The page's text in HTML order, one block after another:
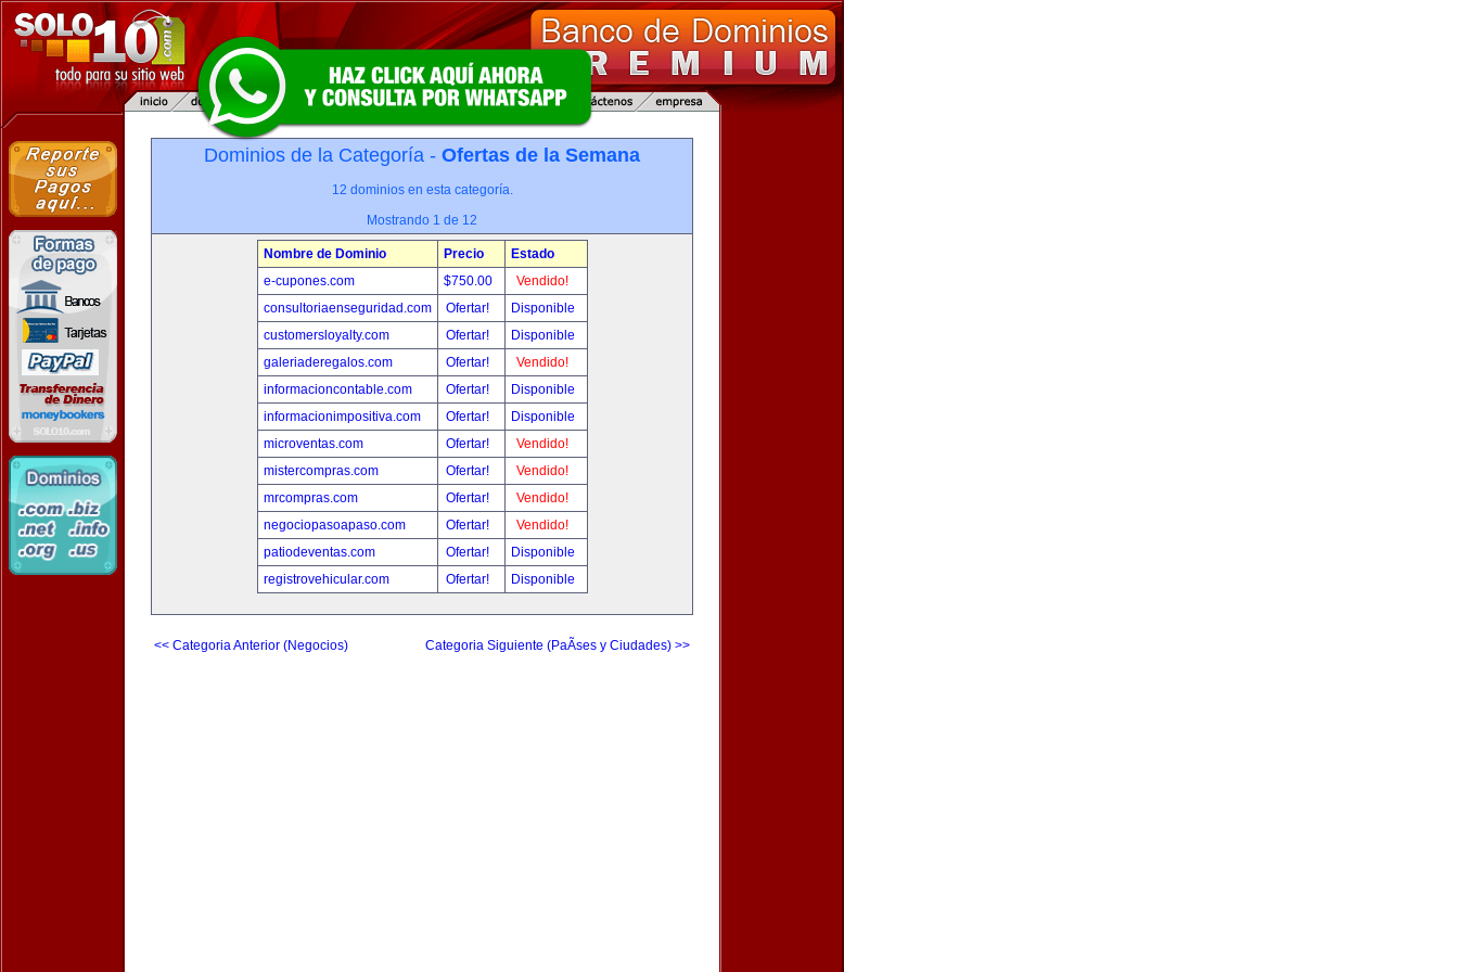
Dominios de la Categoría - Ofertas de la Semana
12 dominios en esta categoría.
Mostrando 1 de 12
Nombre de Dominio Precio
Estado
e-cupones.com
$750.00
Vendido!
consultoriaenseguridad.com
Ofertar!
Disponible
customersloyalty.com
Ofertar!
Disponible
galeriaderegalos.com
Ofertar!
Vendido!
informacioncontable.com
Ofertar!
Disponible
informacionimpositiva.com
Ofertar!
Disponible
microventas.com
Ofertar!
Vendido!
mistercompras.com
Ofertar!
Vendido!
mrcompras.com
Ofertar!
Vendido!
negociopasoapaso.com
Ofertar!
Vendido!
patiodeventas.com
Ofertar!
Disponible
registrovehicular.com
Ofertar! Disponible
<< Categoria Anterior (Negocios) Categoria Siguiente (PaÃ­ses y Ciudades) >>